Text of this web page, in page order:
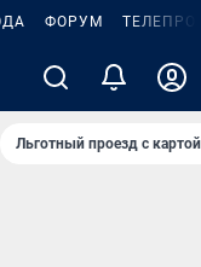
ФОРУМ
Льготный проезд с